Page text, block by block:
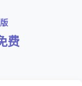
费